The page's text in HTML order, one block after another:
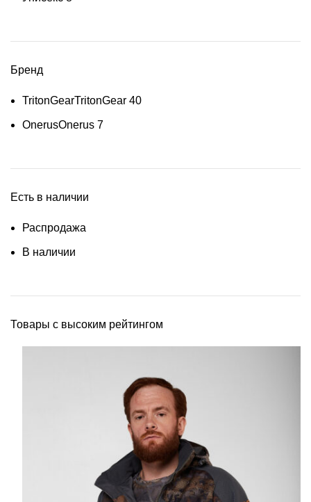
Бренд
TritonGearTritonGear 40
OnerusOnerus 7
Есть в наличии
Распродажа
В наличии
Товары с высоким рейтингом